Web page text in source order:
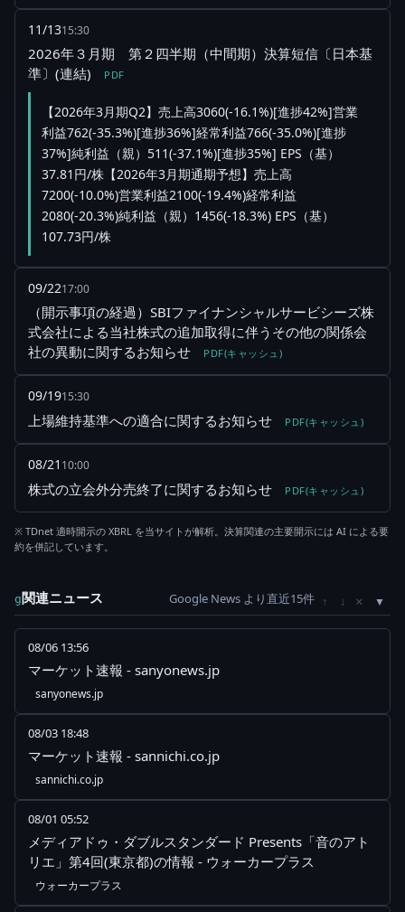
11/1315:30
2026年３月期 第２四半期（中間期）決算短信〔日本基
準〕(連結)
PDF
【2026年3月期Q2】売上高3060(-16.1%)[進捗42%]営業
利益762(-35.3%)[進捗36%]経常利益766(-35.0%)[進捗
37%]純利益（親）511(-37.1%)[進捗35%] EPS（基）
37.81円/株【2026年3月期通期予想】売上高
7200(-10.0%)営業利益2100(-19.4%)経常利益
2080(-20.3%)純利益（親）1456(-18.3%) EPS（基）
107.73円/株
09/2217:00
（開示事項の経過）SBIファイナンシャルサービシーズ株
式会社による当社株式の追加取得に伴うその他の関係会
社の異動に関するお知らせ
PDF(キャッシュ)
09/1915:30
上場維持基準への適合に関するお知らせ PDF(キャッシュ)
08/21 10:00
株式の立会外分売終了に関するお知らせ PDF(キャッシュ)
※ TDnet 適時開示の XBRL を当サイトが解析。決算関連の主要開示には AI による要
約を併記しています。
g関連ニュース Google News より直近15件 ↑ ↓ ×
08/06 13:56
マーケット速報 - sanyonews.jp
sanyonews.jp
08/03 18:48
マーケット速報 - sannichi.co.jp
sannichi.co.jp
08/01 05:52
メディアドゥ・ダブルスタンダード Presents「音のアト
リエ」第4回(東京都)の情報 - ウォーカープラス
ウォーカープラス